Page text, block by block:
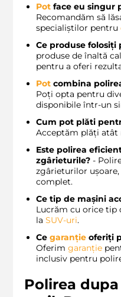
Pot face eu singur
Recomandăm să
specialiștilor pentru
Ce produse folosiți
produse de înaltă
pentru a oferi
Pot combina
Poți opta pentru
disponibile într-un
Cum pot plăti
Acceptăm plăți atât
Este polirea
zgârieturile? -
zgârieturilor
complet.
Ce tip de mașini
Lucrăm cu orice tip
la SUV-uri.
Ce garanție oferiți
Oferim garanție
inclusiv pentru
Polirea